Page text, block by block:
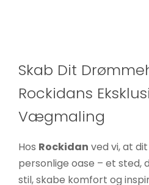
Skab Dit
Rockidans
Vægmaling
Hos Rockidan ved vi, at
personlige oase – et sted,
stil, skabe komfort og